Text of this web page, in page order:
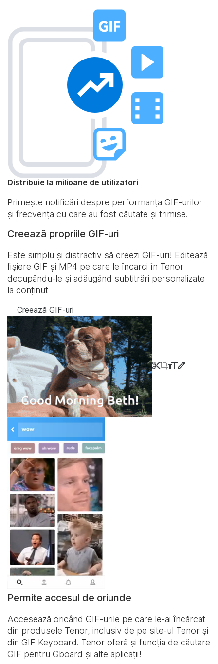
Distribuie la milioane de utilizatori
Primește notificări despre performanța GIF-urilor
și frecvența cu care au fost căutate și trimise.
Creează propriile GIF-uri
Este simplu și distractiv să creezi GIF-uri! Editează
fișiere GIF și MP4 pe care le încarci în Tenor
decupându-le și adăugând subtitrări personalizate
la conținut
Creează GIF-uri
Permite accesul de oriunde
Accesează oricând GIF-urile pe care le-ai încărcat
din produsele Tenor, inclusiv de pe site-ul Tenor și
din GIF Keyboard. Tenor oferă și funcția de căutare
GIF pentru Gboard și alte aplicații!